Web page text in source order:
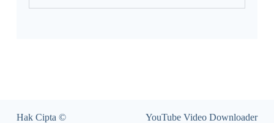
Hak Cipta © YouTube Video Downloader